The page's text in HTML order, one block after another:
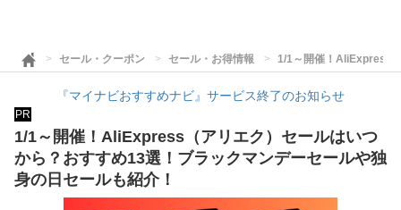
セール・クーポン セール・お得情報 1/1～開催！AliExpress
『マイナビおすすめナビ』サービス終了のお知らせ
PR
1/1～開催！AliExpress（アリエク）セールはいつ
から？おすすめ13選！ブラックマンデーセールや独
身の日セールも紹介！